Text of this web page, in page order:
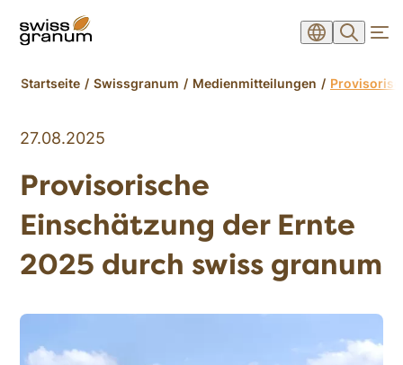
Startseite Swissgranum Medienmitteilungen
27.08.2025
Provisorische
Einschätzung der Ernte
2025 durch swiss granum